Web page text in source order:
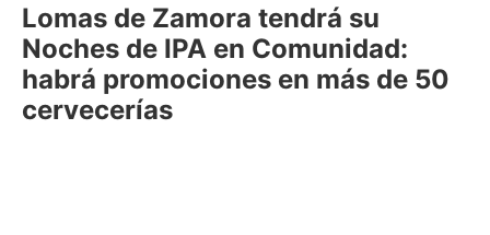
Lomas de Zamora tendrá su
Noches de IPA en Comunidad:
habrá promociones en más de 50
cervecerías